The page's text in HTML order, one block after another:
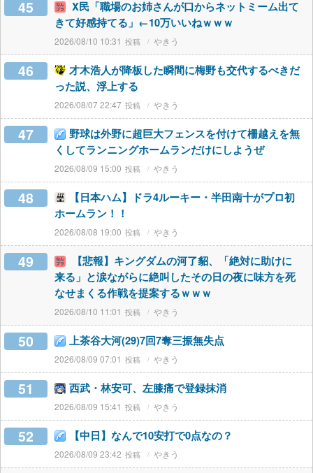
45
X民「職場のお姉さんが口からネットミーム出て
きて好感持てる」←10万いいねｗｗｗ
2026/08/10 10:31 やきう
46
才木浩人が降板した瞬間に梅野も交代するべきだ
った説、浮上する
2026/08/07 22:47 やきう
47
野球は外野に超巨大フェンスを付けて柵越えを無
くしてランニングホームランだけにしようぜ
2026/08/09 15:00 やきう
48
【日本ハム】ドラ4ルーキー・半田南十がプロ初
ホームラン！！
2026/08/08 19:00 やきう
49
【悲報】キングダムの河了貂、「絶対に助けに
来る」と涙ながらに絶叫したその日の夜に味方を死
なせまくる作戦を提案するｗｗｗ
2026/08/10 11:01 やきう
50 上茶谷大河(29)7回7奪三振無失点
2026/08/09 07:01 やきう
51 西武・林安可、左膝痛で登録抹消
2026/08/09 15:41 やきう
52 【中日】なんで10安打で0点なの？
2026/08/09 23:42 やきう